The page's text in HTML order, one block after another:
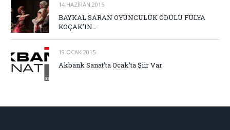
14 HAZIRAN 2015
BAYKAL SARAN OYUNCULUK ÖDÜLÜ FULYA
KOÇAK’IN…
19 OCAK 2015
Akbank Sanat’ta Ocak’ta Şiir Var